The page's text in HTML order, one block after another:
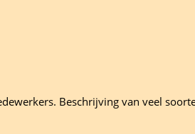
Beschrijving van veel